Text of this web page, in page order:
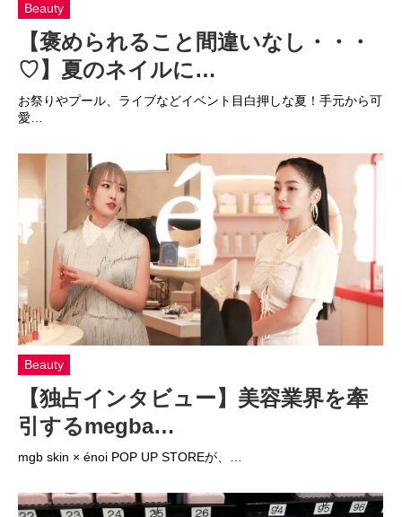
Beauty
【褒められること間違いなし・・・
♡】夏のネイルに…
お祭りやプール、ライブなどイベント目白押しな夏！手元から可
愛…
Beauty
【独占インタビュー】美容業界を牽
引するmegba…
mgb skin × énoi POP UP STOREが、…